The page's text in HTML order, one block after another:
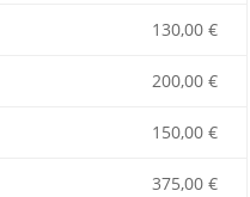
130,00 €
200,00 €
150,00 €
375,00 €